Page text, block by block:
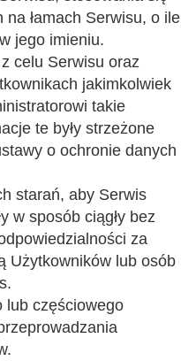
łamach Serwisu, o ile
jego imieniu.
celu Serwisu oraz
jakimkolwiek
takie
te były strzeżone
o ochronie danych
starań, aby Serwis
w sposób ciągły bez
za
Użytkowników lub osób
lub częściowego